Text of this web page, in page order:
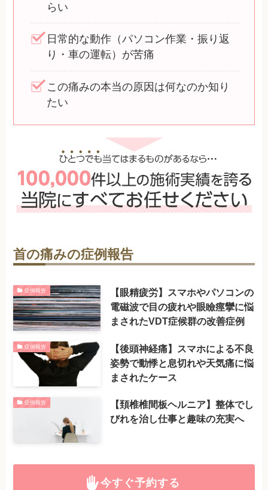
らい
日常的な動作（パソコン作業・振り返
り・車の運転）が苦痛
この痛みの本当の原因は何なのか知り
たい
首の痛みの症例報告
症例報告
【眼精疲労】スマホやパソコンの
電磁波で目の疲れや眼瞼痙攣に悩
まされたVDT症候群の改善症例
症例報告
【後頭神経痛】スマホによる不良
姿勢で動悸と息切れや天気痛に悩
まされたケース
症例報告
【頚椎椎間板ヘルニア】整体でし
びれを治し仕事と趣味の充実へ
今すぐ予約する